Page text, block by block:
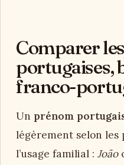
Comparer
portugaises,
franco-
Un prénom
légèrement selon les
l’usage familial : João